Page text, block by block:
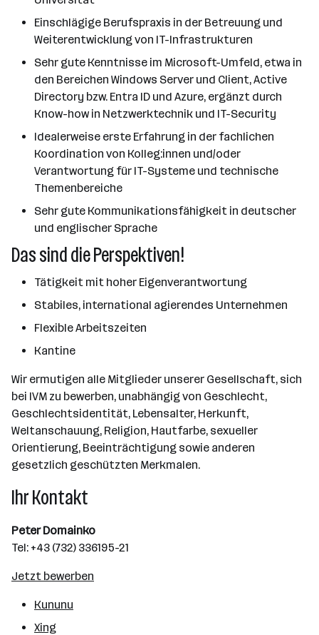
Einschlägige Berufspraxis in der Betreuung und
Weiterentwicklung von IT-Infrastrukturen
Sehr gute Kenntnisse im Microsoft-Umfeld, etwa in
den Bereichen Windows Server und Client, Active
Directory bzw. Entra ID und Azure, ergänzt durch
Know-how in Netzwerktechnik und IT-Security
Idealerweise erste Erfahrung in der fachlichen
Koordination von Kolleg:innen und/oder
Verantwortung für IT-Systeme und technische
Themenbereiche
Sehr gute Kommunikationsfähigkeit in deutscher
und englischer Sprache
Das sind die Perspektiven!
Tätigkeit mit hoher Eigenverantwortung
Stabiles, international agierendes Unternehmen
Flexible Arbeitszeiten
Kantine
Wir ermutigen alle Mitglieder unserer Gesellschaft, sich
bei IVM zu bewerben, unabhängig von Geschlecht,
Geschlechtsidentität, Lebensalter, Herkunft,
Weltanschauung, Religion, Hautfarbe, sexueller
Orientierung, Beeinträchtigung sowie anderen
gesetzlich geschützten Merkmalen.
Ihr Kontakt
Peter Domainko
Tel: +43 (732) 336195-21
Jetzt bewerben
Kununu
Xing